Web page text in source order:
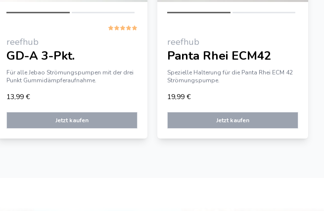
reefhub
GD-A 3-Pkt.
Für alle Jebao Strömungspumpen mit der drei
Punkt Gummidämpferaufnahme.
13,99 €
Jetzt kaufen
reefhub
Panta Rhei ECM42
Spezielle Halterung für die Panta Rhei ECM 42
Strömungspumpe.
19,99 €
Jetzt kaufen